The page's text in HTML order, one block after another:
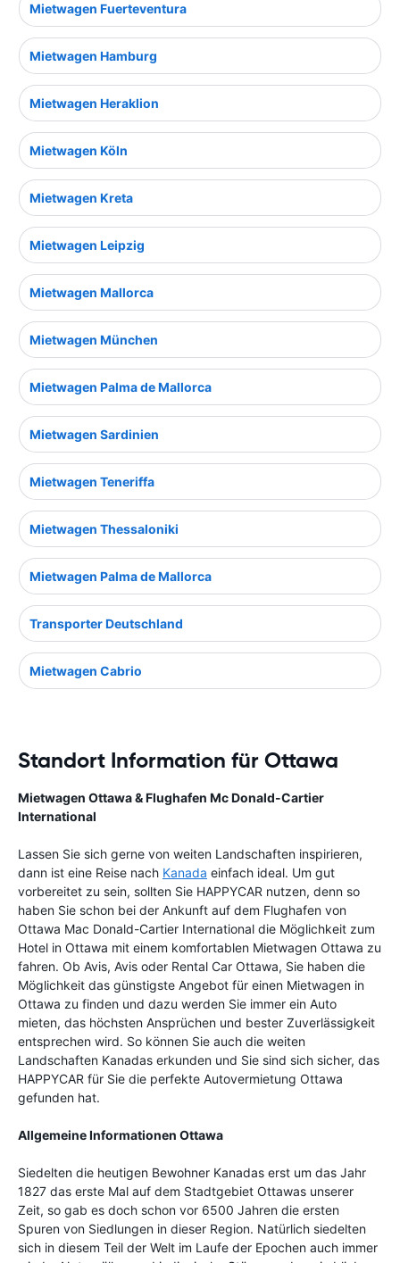
Mietwagen Fuerteventura
Mietwagen Hamburg
Mietwagen Heraklion
Mietwagen Köln
Mietwagen Kreta
Mietwagen Leipzig
Mietwagen Mallorca
Mietwagen München
Mietwagen Palma de Mallorca
Mietwagen Sardinien
Mietwagen Teneriffa
Mietwagen Thessaloniki
Mietwagen Palma de Mallorca
Transporter Deutschland
Mietwagen Cabrio
Standort Information für Ottawa
Mietwagen Ottawa & Flughafen Mc Donald-Cartier
International
Lassen Sie sich gerne von weiten Landschaften inspirieren,
dann ist eine Reise nach Kanada einfach ideal. Um gut
vorbereitet zu sein, sollten Sie HAPPYCAR nutzen, denn so
haben Sie schon bei der Ankunft auf dem Flughafen von
Ottawa Mac Donald-Cartier International die Möglichkeit zum
Hotel in Ottawa mit einem komfortablen Mietwagen Ottawa zu
fahren. Ob Avis, Avis oder Rental Car Ottawa, Sie haben die
Möglichkeit das günstigste Angebot für einen Mietwagen in
Ottawa zu finden und dazu werden Sie immer ein Auto
mieten, das höchsten Ansprüchen und bester Zuverlässigkeit
entsprechen wird. So können Sie auch die weiten
Landschaften Kanadas erkunden und Sie sind sich sicher, das
HAPPYCAR für Sie die perfekte Autovermietung Ottawa
gefunden hat.
Allgemeine Informationen Ottawa
Siedelten die heutigen Bewohner Kanadas erst um das Jahr
1827 das erste Mal auf dem Stadtgebiet Ottawas unserer
Zeit, so gab es doch schon vor 6500 Jahren die ersten
Spuren von Siedlungen in dieser Region. Natürlich siedelten
sich in diesem Teil der Welt im Laufe der Epochen auch immer